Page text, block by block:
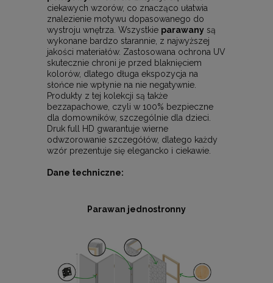
ciekawych wzorów, co znacząco ułatwia
znalezienie motywu dopasowanego do
wystroju wnętrza. Wszystkie parawany są
wykonane bardzo starannie, z najwyższej
jakości materiałów. Zastosowana ochrona UV
skutecznie chroni je przed blaknięciem
kolorów, dlatego długa ekspozycja na
słońce nie wpłynie na nie negatywnie.
Produkty z tej kolekcji są także
bezzapachowe, czyli w 100% bezpieczne
dla domowników, szczególnie dla dzieci.
Druk full HD gwarantuje wierne
odwzorowanie szczegółów, dlatego każdy
wzór prezentuje się elegancko i ciekawie.
Dane techniczne:
Parawan jednostronny